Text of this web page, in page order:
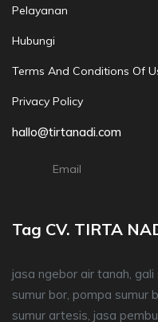
Pelayanan
Hubungi
Terms And Conditions Of
Privacy Policy
hallo@tirtanadi.com
Email
Tag CV. TIRTA
jasa ngebor air tanah,
sumur bor, pompa sumur
sumur artesis, jasa